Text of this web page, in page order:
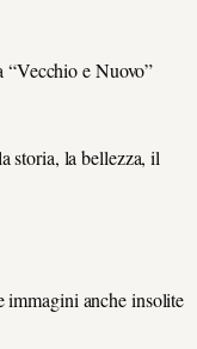
“Vecchio e Nuovo”
storia, la bellezza, il
immagini anche insolite